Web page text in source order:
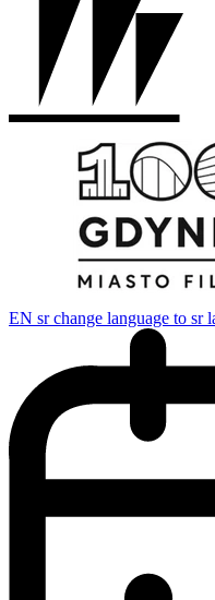
EN sr change language to sr